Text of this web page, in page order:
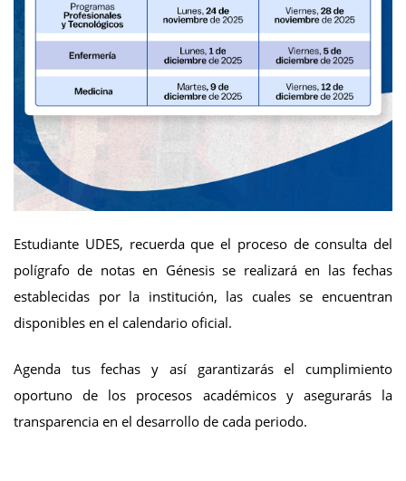
Estudiante UDES, recuerda que el proceso de consulta del
polígrafo de notas en Génesis se realizará en las fechas
establecidas por la institución, las cuales se encuentran
disponibles en el calendario oficial.
Agenda tus fechas y así garantizarás el cumplimiento
oportuno de los procesos académicos y asegurarás la
transparencia en el desarrollo de cada periodo.